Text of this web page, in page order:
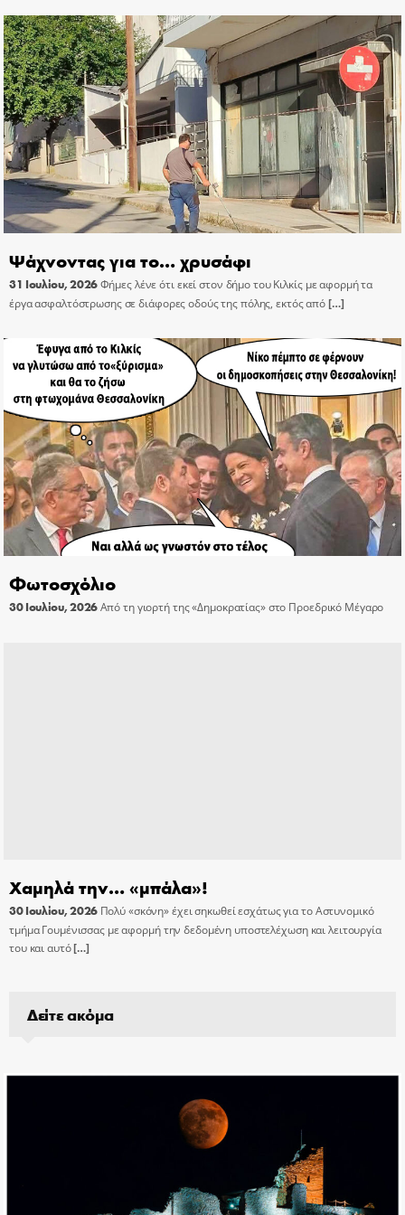
Ψάχνοντας για το… χρυσάφι
31 Ιουλίου, 2026Φήμες λένε ότι εκεί στον δήμο του Κιλκίς με αφορμή τα
έργα ασφαλτόστρωσης σε διάφορες οδούς της πόλης, εκτός από[…]
Φωτοσχόλιο
30 Ιουλίου, 2026Από τη γιορτή της «Δημοκρατίας» στο Προεδρικό Μέγαρο
Χαμηλά την… «μπάλα»!
30 Ιουλίου, 2026 Πολύ «σκόνη» έχει σηκωθεί εσχάτως για το Αστυνομικό
τμήμα Γουμένισσας με αφορμή την δεδομένη υποστελέχωση και λειτουργία
του και αυτό[…]
Δείτε ακόμα